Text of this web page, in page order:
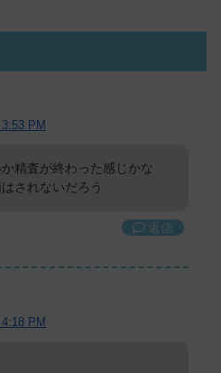
PM
精査が終わった感じかな
されないだろう
返信
PM